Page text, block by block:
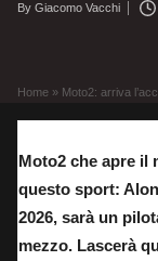
Posted
By Giacomo Vacchi
Home » Moto2: arriva
Moto2 che apre il
questo sport:
2026, sarà un
mezzo. Lascerà